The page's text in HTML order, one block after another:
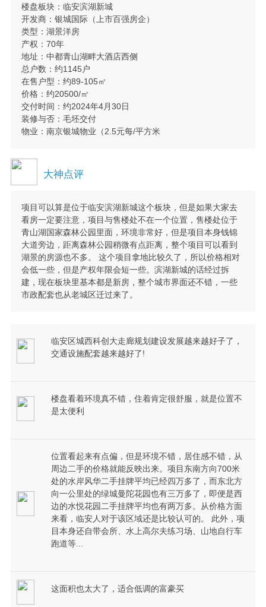
楼盘板块：临安滨湖新城
开发商：银城国际（上市百强房企）
类型：湖景洋房
产权：70年
地址：中都青山湖畔大酒店西侧
总户数：约1145户
在售户型：约89-105㎡
价格：约20500/㎡
交付时间：约2024年4月30日
装修与否：毛坯交付
物业：南京银城物业（2.5元每/平方米
大神点评
项目可以算是位于临安滨湖新城这个板块，但是如果大家去
看房一定要注意，项目与售楼处不在一个位置，售楼处位于
青山湖国家森林公园里面，环境非常好，但是项目本身钱锦
大道旁边，距离森林公园稍微有点距离，整个项目可以看到
湖景的房源也不多。 这个项目拿地比较久了，所以价格相对
会低一些，但是产权年限会短一些。滨湖新城的话经过拆
建，现在板块里基本都是新房，整个城市界面还不错，一些
市政配套也从老城区迁过来了。
临安区城西科创大走廊规划建设发展越来越好子了，
交通设施配套越来越好了!
楼盘看着环境真不错，住着肯定很舒服，就是位置不
是太便利
位置看起来有点偏，但是环境不错，居住感不错，从
周边二手的价格就能反映出来。项目东南方向700米
处的水岸风华二手挂牌平均已经四万多了，而东北方
向一公里处的绿城曼陀花园也有三万多了，即便是西
边的水悦花园二手挂牌平均也有两万多。从价格方面
来看，临安人对于该区域还是比较认可的。 此外，项
目本身还自带会所、水上高尔夫练习场、山地自行车
跑道等...
这面积也太大了，适合低调的富豪买